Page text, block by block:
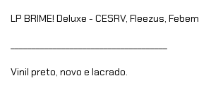
LP BRIME! Deluxe - CESRV, Fleezus, Febem
Vinil preto, novo e lacrado.